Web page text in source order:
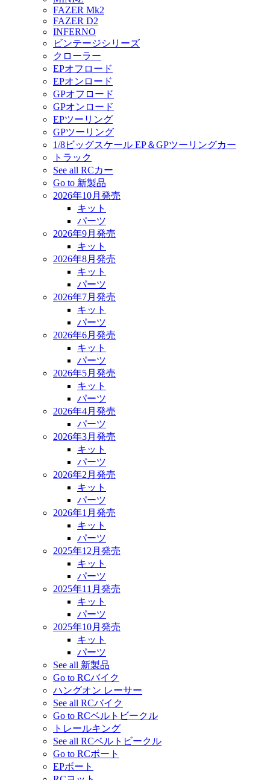
FAZER Mk2
FAZER D2
INFERNO
ビンテージシリーズ
クローラー
EPオフロード
EPオンロード
GPオフロード
GPオンロード
EPツーリング
GPツーリング
1/8ビッグスケール EP＆GPツーリングカー
トラック
See all RCカー
Go to 新製品
2026年10月発売
キット
パーツ
2026年9月発売
キット
2026年8月発売
キット
パーツ
2026年7月発売
キット
パーツ
2026年6月発売
キット
パーツ
2026年5月発売
キット
パーツ
2026年4月発売
パーツ
2026年3月発売
キット
パーツ
2026年2月発売
キット
パーツ
2026年1月発売
キット
パーツ
2025年12月発売
キット
パーツ
2025年11月発売
キット
パーツ
2025年10月発売
キット
パーツ
See all 新製品
Go to RCバイク
ハングオン レーサー
See all RCバイク
Go to RCベルトビークル
トレールキング
See all RCベルトビークル
Go to RCボート
EPボート